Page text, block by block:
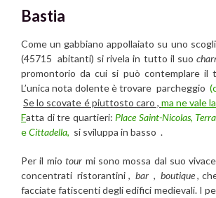
Bastia
Come un gabbiano appollaiato su uno
(45715 abitanti) si rivela in tutto il suo
promontorio da cui si può contemplare il
L’unica nota dolente è trovare parcheggio
Se lo scovate é piuttosto caro ,ma ne vale
Fatta di tre quartieri: Place Saint-Nicolas,
eCittadella, si sviluppa in basso .
Per il miotour mi sono mossa dal suo
concentrati ristorantini , bar , boutique,
facciate fatiscenti degli edifici medievali. I